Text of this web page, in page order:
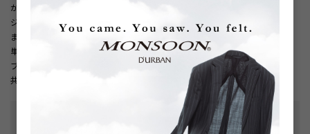
かに。
ジャケットとのセットアップで統一感のある端正なゴルフスタイルを楽しめ
ます。
単品使いでも洗練されたスポーティースタイルが完成する一着です。
ブルーとグレーの２色展開。
共通素材の商品【GOLF】ギンガムトラックジャケット(品番：1806212003)